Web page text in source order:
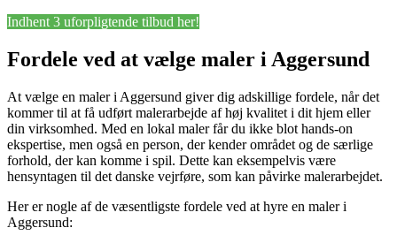
Indhent 3 uforpligtende tilbud her!
Fordele ved at vælge maler i Aggersund
At vælge en maler i Aggersund giver dig adskillige fordele, når det
kommer til at få udført malerarbejde af høj kvalitet i dit hjem eller
din virksomhed. Med en lokal maler får du ikke blot hands-on
ekspertise, men også en person, der kender området og de særlige
forhold, der kan komme i spil. Dette kan eksempelvis være
hensyntagen til det danske vejrføre, som kan påvirke malerarbejdet.
Her er nogle af de væsentligste fordele ved at hyre en maler i
Aggersund: